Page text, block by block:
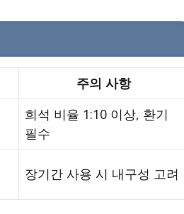
주의 사항
희석 비율 1:10 이상, 환기
필수
장기간 사용 시 내구성 고려